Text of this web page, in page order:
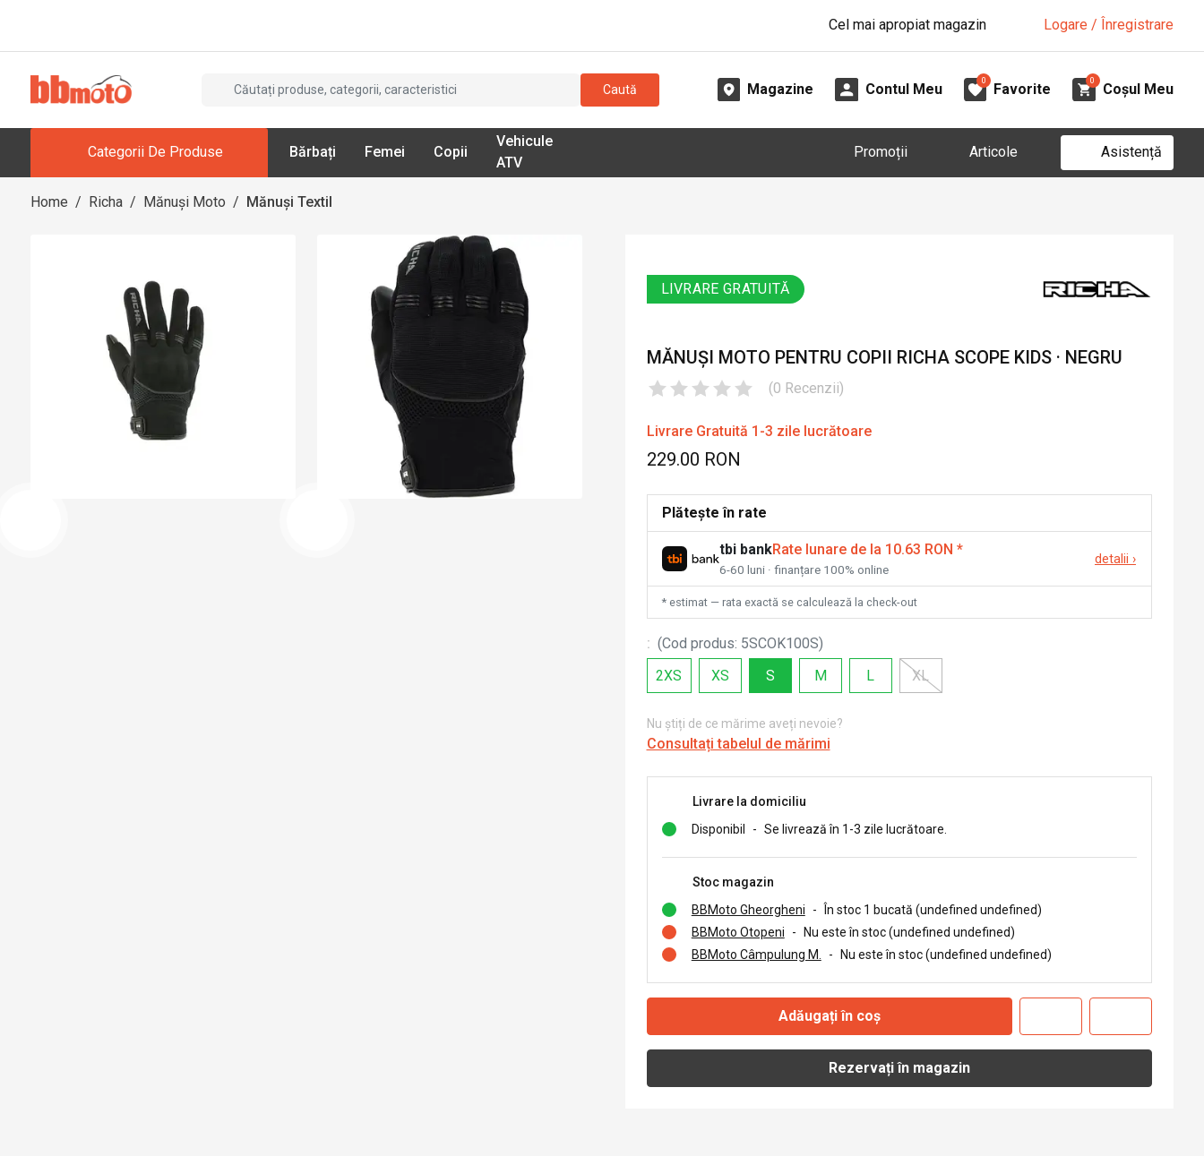
Cel mai apropiat magazin Logare / Înregistrare
Caută Magazine Contul Meu
0
Favorite
0
Coșul Meu
Categorii De Produse Bărbați Femei Copii
Vehicule
ATV
Promoții Articole Asistență
Home / Richa / Mănuși Moto / Mănuși Textil
LIVRARE GRATUITĂ
MĂNUȘI MOTO PENTRU COPII RICHA SCOPE KIDS · NEGRU
(0 Recenzii)
Livrare Gratuită 1-3 zile lucrătoare
229.00 RON
Plătește în rate
tbi bankRate lunare de la 10.63 RON *
6-60 luni · finanțare 100% online
detalii ›
* estimat — rata exactă se calculează la check-out
: (Cod produs: 5SCOK100S)
2XS
XS S M L XL
Nu știți de ce mărime aveți nevoie?
Consultați tabelul de mărimi
Livrare la domiciliu
Disponibil
- Se livrează în 1-3 zile lucrătoare.
Stoc magazin
BBMoto Gheorgheni
-
În stoc 1 bucată (undefined undefined)
BBMoto Otopeni
-
Nu este în stoc (undefined undefined)
BBMoto Câmpulung M.
- Nu este în stoc (undefined undefined)
Adăugați în coș
Rezervați în magazin